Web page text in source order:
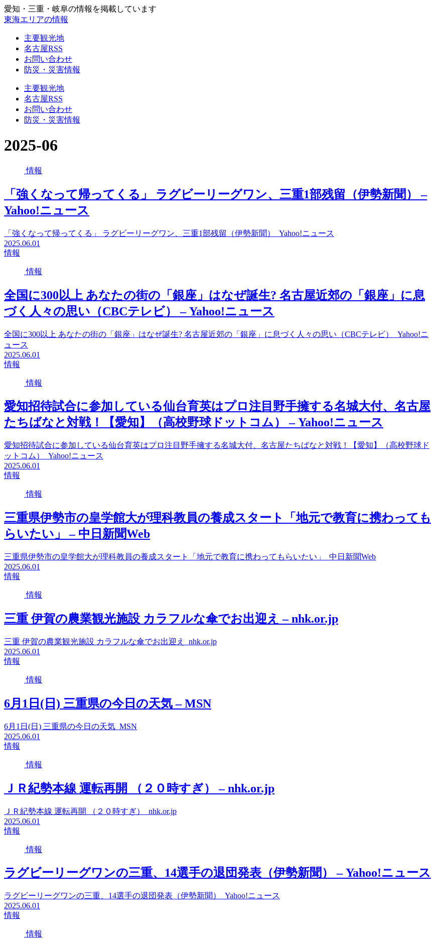
愛知・三重・岐阜の情報を掲載しています
東海エリアの情報
主要観光地
名古屋RSS
お問い合わせ
防災・災害情報
主要観光地
名古屋RSS
お問い合わせ
防災・災害情報
2025-06
情報
「強くなって帰ってくる」 ラグビーリーグワン、三重1部残留（伊勢新聞） –
Yahoo!ニュース
「強くなって帰ってくる」 ラグビーリーグワン、三重1部残留（伊勢新聞） Yahoo!ニュース
2025.06.01
情報
情報
全国に300以上 あなたの街の「銀座」はなぜ誕生? 名古屋近郊の「銀座」に息
づく人々の思い（CBCテレビ） – Yahoo!ニュース
全国に300以上 あなたの街の「銀座」はなぜ誕生? 名古屋近郊の「銀座」に息づく人々の思い（CBCテレビ） Yahoo!ニ
ュース
2025.06.01
情報
情報
愛知招待試合に参加している仙台育英はプロ注目野手擁する名城大付、名古屋
たちばなと対戦！【愛知】（高校野球ドットコム） – Yahoo!ニュース
愛知招待試合に参加している仙台育英はプロ注目野手擁する名城大付、名古屋たちばなと対戦！【愛知】（高校野球ド
ットコム） Yahoo!ニュース
2025.06.01
情報
情報
三重県伊勢市の皇学館大が理科教員の養成スタート「地元で教育に携わっても
らいたい」 – 中日新聞Web
三重県伊勢市の皇学館大が理科教員の養成スタート「地元で教育に携わってもらいたい」 中日新聞Web
2025.06.01
情報
情報
三重 伊賀の農業観光施設 カラフルな傘でお出迎え – nhk.or.jp
三重 伊賀の農業観光施設 カラフルな傘でお出迎え nhk.or.jp
2025.06.01
情報
情報
6月1日(日) 三重県の今日の天気 – MSN
6月1日(日) 三重県の今日の天気 MSN
2025.06.01
情報
情報
ＪＲ紀勢本線 運転再開 （２０時すぎ） – nhk.or.jp
ＪＲ紀勢本線 運転再開 （２０時すぎ） nhk.or.jp
2025.06.01
情報
情報
ラグビーリーグワンの三重、14選手の退団発表（伊勢新聞） – Yahoo!ニュース
ラグビーリーグワンの三重、14選手の退団発表（伊勢新聞） Yahoo!ニュース
2025.06.01
情報
情報